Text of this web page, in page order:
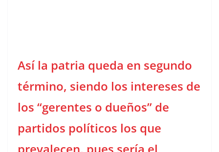
Así la patria queda en segundo
término, siendo los intereses de
los “gerentes o dueños” de
partidos políticos los que
prevalecen, pues sería el